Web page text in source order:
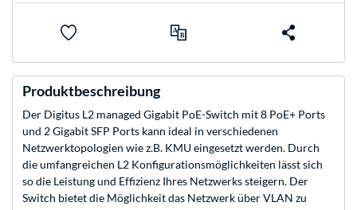
Produktbeschreibung
Der Digitus L2 managed Gigabit PoE-Switch mit 8 PoE+ Ports
und 2 Gigabit SFP Ports kann ideal in verschiedenen
Netzwerktopologien wie z.B. KMU eingesetzt werden. Durch
die umfangreichen L2 Konfigurationsmöglichkeiten lässt sich
so die Leistung und Effizienz Ihres Netzwerks steigern. Der
Switch bietet die Möglichkeit das Netzwerk über VLAN zu